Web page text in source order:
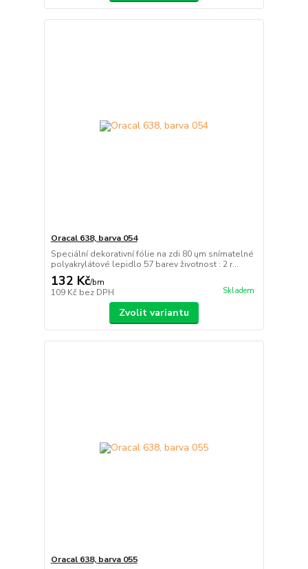
Oracal 638, barva 054
Speciální dekorativní fólie na zdi 80 ųm snímatelné
polyakrylátové lepidlo 57 barev životnost : 2 r...
132 Kč/bm
109 Kč bez DPH Skladem
Zvolit variantu
Oracal 638, barva 055